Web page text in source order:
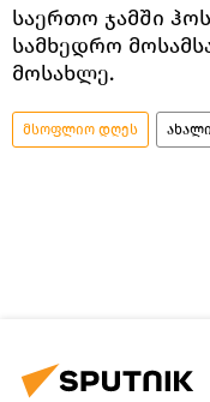
საერთო ჯამში
სამხედრო
მოსახლე.
მსოფლიო დღეს